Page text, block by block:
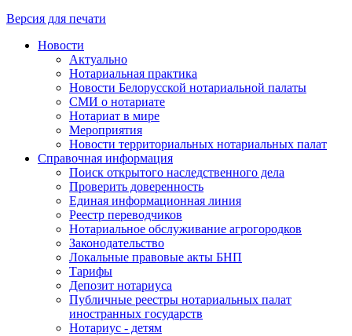
Версия для печати
Новости
Актуально
Нотариальная практика
Новости Белорусской нотариальной палаты
СМИ о нотариате
Нотариат в мире
Мероприятия
Новости территориальных нотариальных палат
Справочная информация
Поиск открытого наследственного дела
Проверить доверенность
Единая информационная линия
Реестр переводчиков
Нотариальное обслуживание агрогородков
Законодательство
Локальные правовые акты БНП
Тарифы
Депозит нотариуса
Публичные реестры нотариальных палат
иностранных государств
Нотариус - детям